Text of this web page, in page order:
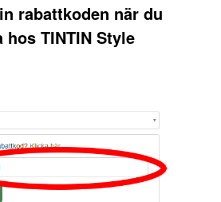
rabattkoden när du
hos TINTIN Style